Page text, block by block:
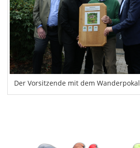
Der Vorsitzende mit dem Wanderpokal